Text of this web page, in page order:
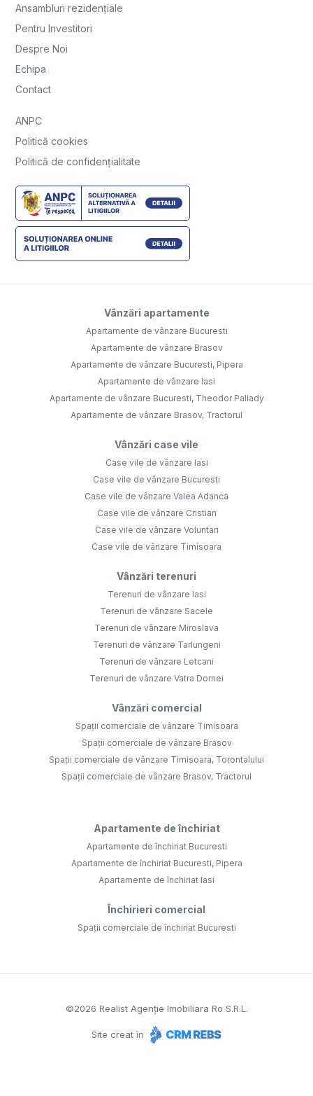
Ansambluri rezidențiale
Pentru Investitori
Despre Noi
Echipa
Contact
ANPC
Politică cookies
Politică de confidențialitate
Vânzări apartamente
Apartamente de vânzare Bucuresti
Apartamente de vânzare Brasov
Apartamente de vânzare Bucuresti, Pipera
Apartamente de vânzare Iasi
Apartamente de vânzare Bucuresti, Theodor Pallady
Apartamente de vânzare Brasov, Tractorul
Vânzări case vile
Case vile de vânzare Iasi
Case vile de vânzare Bucuresti
Case vile de vânzare Valea Adanca
Case vile de vânzare Cristian
Case vile de vânzare Voluntari
Case vile de vânzare Timisoara
Vânzări terenuri
Terenuri de vânzare Iasi
Terenuri de vânzare Sacele
Terenuri de vânzare Miroslava
Terenuri de vânzare Tarlungeni
Terenuri de vânzare Letcani
Terenuri de vânzare Vatra Dornei
Vânzări comercial
Spații comerciale de vânzare Timisoara
Spații comerciale de vânzare Brasov
Spații comerciale de vânzare Timisoara, Torontalului
Spații comerciale de vânzare Brasov, Tractorul
Apartamente de închiriat
Apartamente de închiriat Bucuresti
Apartamente de închiriat Bucuresti, Pipera
Apartamente de închiriat Iasi
Închirieri comercial
Spații comerciale de închiriat Bucuresti
©2026 Realist Agenție Imobiliara Ro S.R.L.
Site creat în